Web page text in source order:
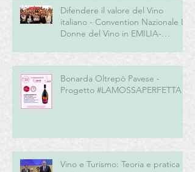
Difendere il valore del Vino
italiano - Convention Nazionale Le
Donne del Vino in EMILIA-
Bonarda Oltrepò Pavese -
Progetto #LAMOSSAPERFETTA
Vino e Turismo: Teoria e pratica